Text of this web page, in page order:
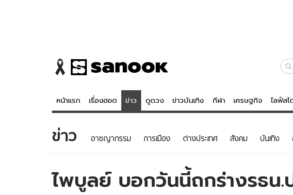
หน้าแรก เรื่องฮอต ข่าว ดูดวง ข่าวบันเทิง กีฬา เศรษฐกิจ ไลฟ์สไ
ข่าว
ข่าวบันเทิง
ดูดวง - ตรวจหวย
หวยไทย
สถิติหวยไทย
วั
ข่าว อาชญากรรม การเมือง ต่างประเทศ สังคม บันเทิง
ไพบูลย์ บอกวันนี้ถกร่างรธน.